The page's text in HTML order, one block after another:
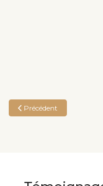
Article précédent :
Précédent